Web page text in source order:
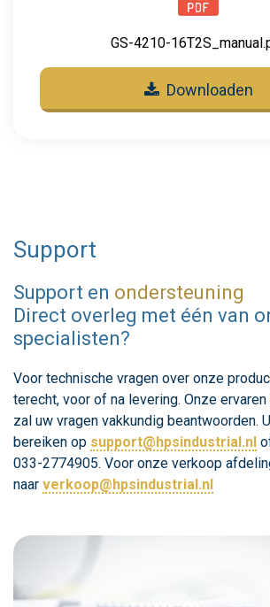
GS-4210-
Downloaden
Support
Support en ondersteuning
Direct overleg met één van
specialisten?
Voor technische vragen over onze
terecht, voor of na levering. Onze
zal uw vragen vakkundig beantwoorden.
bereiken op support@hpsindustrial.nl
033-2774905. Voor onze verkoop
naar verkoop@hpsindustrial.nl